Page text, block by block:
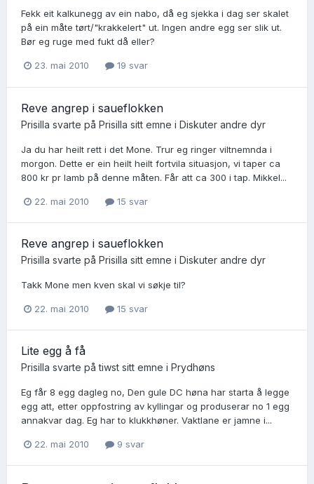
Fekk eit kalkunegg av ein nabo, då eg sjekka i dag ser skalet
på ein måte tørt/"krakkelert" ut. Ingen andre egg ser slik ut.
Bør eg ruge med fukt då eller?
23. mai 2010 19 svar
Reve angrep i saueflokken
Prisilla svarte på Prisilla sitt emne i Diskuter andre dyr
Ja du har heilt rett i det Mone. Trur eg ringer viltnemnda i
morgon. Dette er ein heilt heilt fortvila situasjon, vi taper ca
800 kr pr lamb på denne måten. Får att ca 300 i tap. Mikkel...
22. mai 2010 15 svar
Reve angrep i saueflokken
Prisilla svarte på Prisilla sitt emne i Diskuter andre dyr
Takk Mone men kven skal vi søkje til?
22. mai 2010 15 svar
Lite egg å få
Prisilla svarte påtiwst sitt emne i Prydhøns
Eg får 8 egg dagleg no, Den gule DC høna har starta å legge
egg att, etter oppfostring av kyllingar og produserar no 1 egg
annakvar dag. Eg har to klukkhøner. Vaktlane er jamne i...
22. mai 2010 9 svar